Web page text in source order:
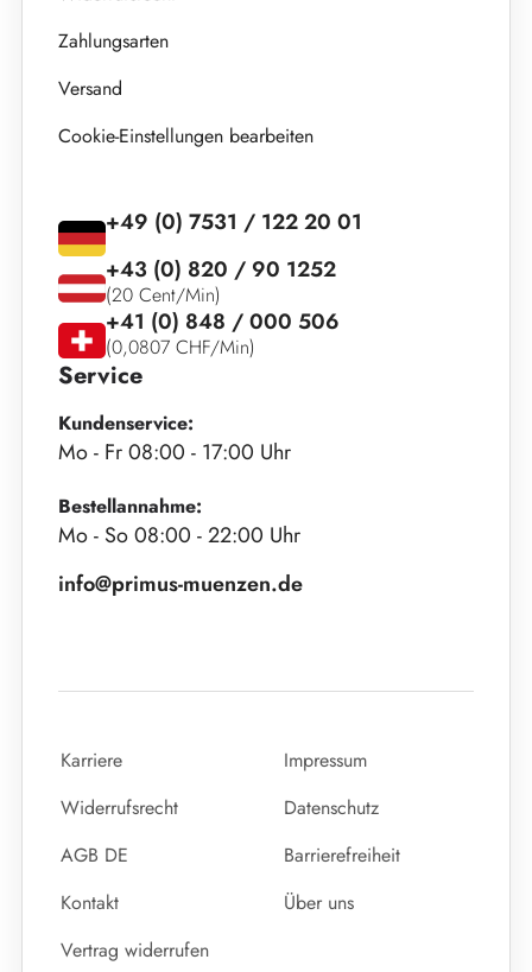
Zahlungsarten
Versand
Cookie-Einstellungen bearbeiten
Service
Kundenservice:
Mo - Fr 08:00 - 17:00 Uhr
Bestellannahme:
Mo - So 08:00 - 22:00 Uhr
info@primus-muenzen.de
+49 (0) 7531 / 122 20 01
+43 (0) 820 / 90 1252
(20 Cent/Min)
+41 (0) 848 / 000 506
(0,0807 CHF/Min)
Karriere
Impressum
Widerrufsrecht
Datenschutz
AGB DE
Barrierefreiheit
Kontakt
Über uns
Vertrag widerrufen